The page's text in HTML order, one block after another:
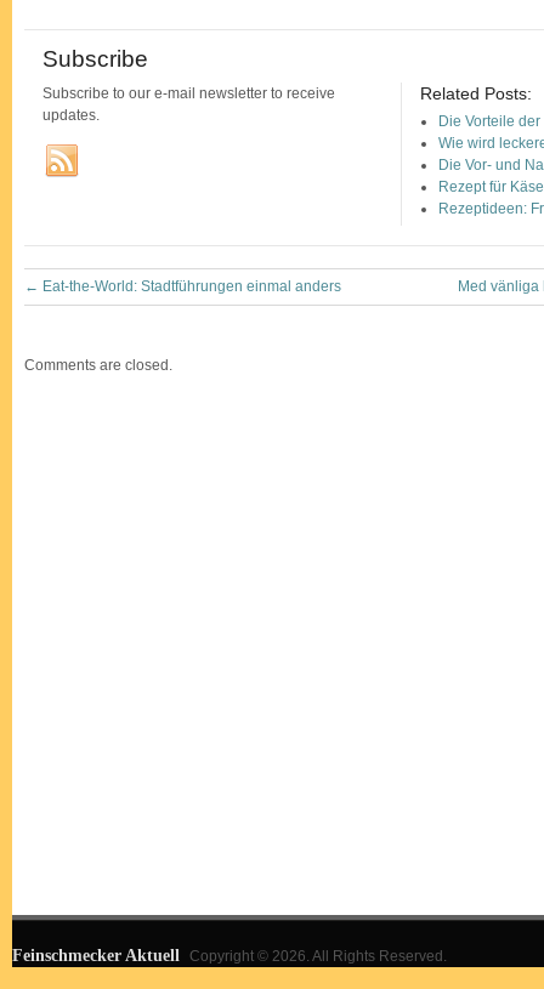
Subscribe
Subscribe to our e-mail newsletter to receive
updates.
Related Posts:
Die Vorteile
Wie wird
Die Vor- und
Rezept für
Rezeptideen:
← Eat-the-World: Stadtführungen einmal anders Med
Comments are closed.
Feinschmecker Aktuell Copyright © 2026. All Rights Reserved.